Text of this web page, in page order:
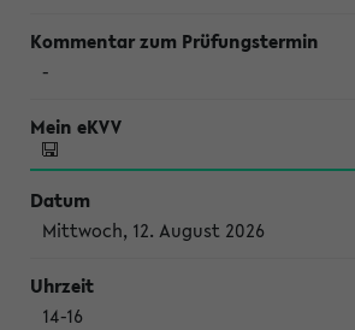
-
Mittwoch, 12. August 2026
14-16